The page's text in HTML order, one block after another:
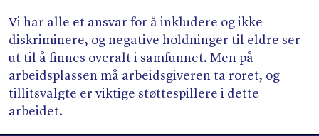
Vi har alle et ansvar for å inkludere og ikke
diskriminere, og negative holdninger til eldre ser
ut til å finnes overalt i samfunnet. Men på
arbeidsplassen må arbeidsgiveren ta roret, og
tillitsvalgte er viktige støttespillere i dette
arbeidet.